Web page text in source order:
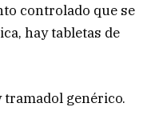
controlado que se
hay tabletas de
tramadol genérico.